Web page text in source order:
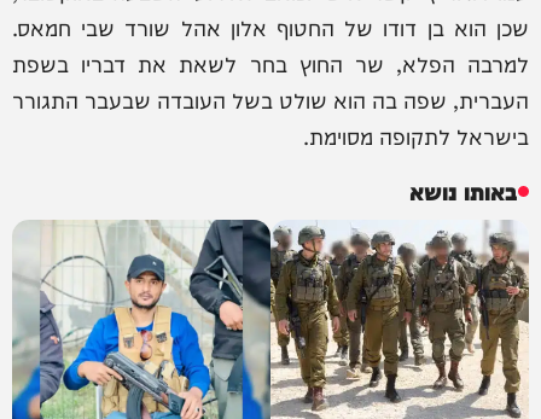
שכן הוא בן דודו של החטוף אלון אהל שורד שבי חמאס.
למרבה הפלא, שר החוץ בחר לשאת את דבריו בשפת
העברית, שפה בה הוא שולט בשל העובדה שבעבר התגורר
בישראל לתקופה מסוימת.
באותו נושא